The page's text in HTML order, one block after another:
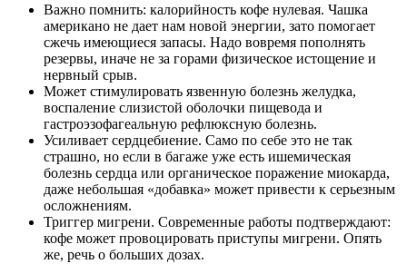
Важно помнить: калорийность кофе нулевая. Чашка
американо не дает нам новой энергии, зато помогает
сжечь имеющиеся запасы. Надо вовремя пополнять
резервы, иначе не за горами физическое истощение и
нервный срыв.
Может стимулировать язвенную болезнь желудка,
воспаление слизистой оболочки пищевода и
гастроэзофагеальную рефлюксную болезнь.
Усиливает сердцебиение. Само по себе это не так
страшно, но если в багаже уже есть ишемическая
болезнь сердца или органическое поражение миокарда,
даже небольшая «добавка» может привести к серьезным
осложнениям.
Триггер мигрени. Современные работы подтверждают:
кофе может провоцировать приступы мигрени. Опять
же, речь о больших дозах.